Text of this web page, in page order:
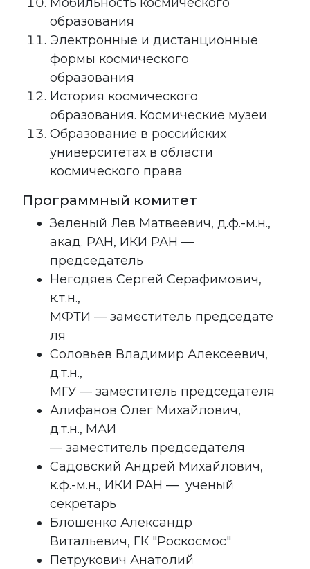
образования
Электронные и дистанционные
формы космического
образования
История космического
образования. Космические музеи
Образование в российских
университетах в области
космического права
Программный комитет
Зеленый Лев Матвеевич, д.ф.-м.н.,
акад. РАН, ИКИ РАН —
председатель
Негодяев Сергей Серафимович,
к.т.н.,
МФТИ — заместитель председате
ля
Соловьев Владимир Алексеевич,
д.т.н.,
МГУ — заместитель председателя
Алифанов Олег Михайлович,
д.т.н., МАИ
— заместитель председателя
Садовский Андрей Михайлович,
к.ф.-м.н., ИКИ РАН — ученый
секретарь
Блошенко Александр
Витальевич, ГК "Роскосмос"
Петрукович Анатолий